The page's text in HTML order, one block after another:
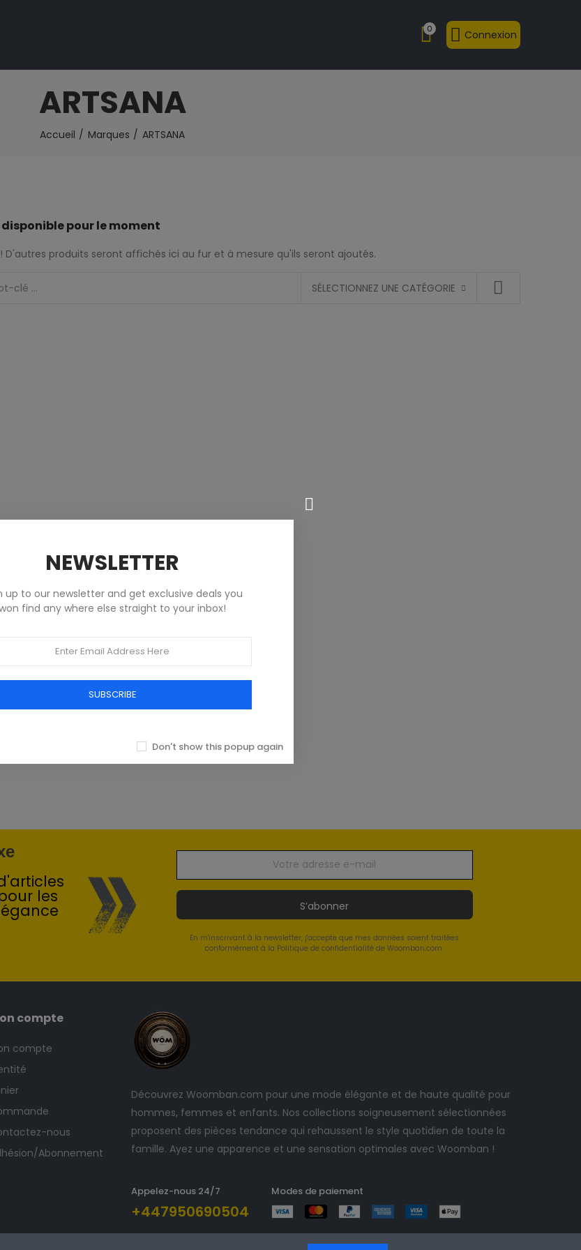
0 Connexion
ARTSANA
Accueil Marques ARTSANA
pour le moment
D'autres produits seront affichés ici au fur et à mesure qu'ils seront ajoutés.
SÉLECTIONNEZ UNE CATÉGORIE
les S’abonner
En m'inscrivant à la newsletter, j'accepte que mes données soient traitées
conformément à la Politique de confidentialité de Woomban.com.
compte
compte
nous
Abonnement
Découvrez Woomban.com pour une mode élégante et de haute qualité pour
hommes, femmes et enfants. Nos collections soigneusement sélectionnées
proposent des pièces tendance qui rehaussent le style quotidien de toute la
famille. Ayez une apparence et une sensation optimales avec Woomban !
Appelez-nous 24/7
+447950690504
Modes de paiement
NEWSLETTER
up to our newsletter and get exclusive deals you
find any where else straight to your inbox!
SUBSCRIBE
Don't show this popup again